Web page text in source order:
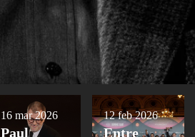
Paul
16 mar 2026
Entre
12 feb 2026